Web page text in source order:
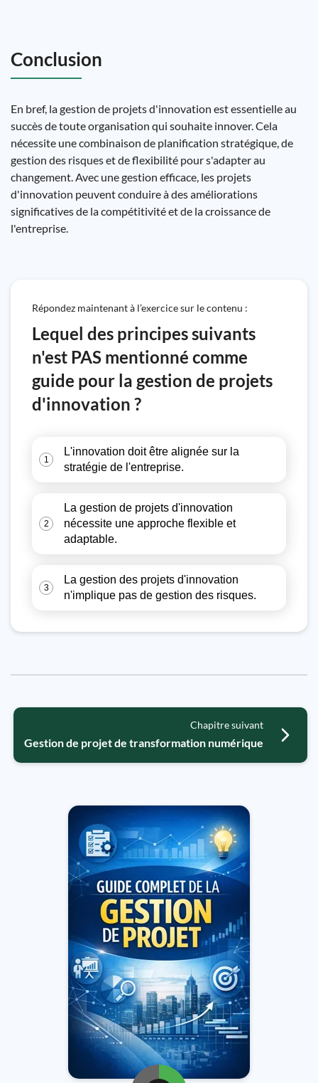
Conclusion
En bref, la gestion de projets d'innovation est essentielle au
succès de toute organisation qui souhaite innover. Cela
nécessite une combinaison de planification stratégique, de
gestion des risques et de flexibilité pour s'adapter au
changement. Avec une gestion efficace, les projets
d'innovation peuvent conduire à des améliorations
significatives de la compétitivité et de la croissance de
l'entreprise.
Répondez maintenant à l’exercice sur le contenu :
Lequel des principes suivants
n'est PAS mentionné comme
guide pour la gestion de projets
d'innovation ?
1
L'innovation doit être alignée sur la
stratégie de l'entreprise.
2
La gestion de projets d'innovation
nécessite une approche flexible et
adaptable.
3
La gestion des projets d'innovation
n'implique pas de gestion des risques.
Chapitre suivant
Gestion de projet de transformation numérique